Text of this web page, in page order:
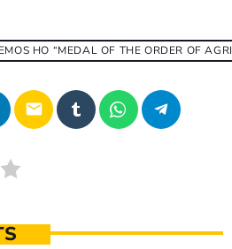
HO “MEDAL OF THE ORDER OF
email